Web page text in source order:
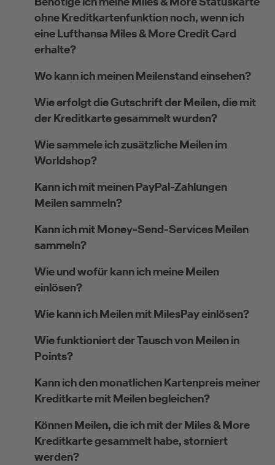
ohne Kreditkartenfunktion noch, wenn ich
eine Lufthansa Miles & More Credit Card
erhalte?
Wo kann ich meinen Meilenstand einsehen?
Wie erfolgt die Gutschrift der Meilen, die mit
der Kreditkarte gesammelt wurden?
Wie sammele ich zusätzliche Meilen im
Worldshop?
Kann ich mit meinen PayPal-Zahlungen
Meilen sammeln?
Kann ich mit Money-Send-Services Meilen
sammeln?
Wie und wofür kann ich meine Meilen
einlösen?
Wie kann ich Meilen mit MilesPay einlösen?
Wie funktioniert der Tausch von Meilen in
Points?
Kann ich den monatlichen Kartenpreis meiner
Kreditkarte mit Meilen begleichen?
Können Meilen, die ich mit der Miles & More
Kreditkarte gesammelt habe, storniert
werden?